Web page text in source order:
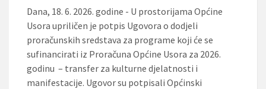
Dana, 18. 6. 2026. godine - U prostorijama Općine
Usora upriličen je potpis Ugovora o dodjeli
proračunskih sredstava za programe koji će se
sufinancirati iz Proračuna Općine Usora za 2026.
godinu – transfer za kulturne djelatnosti i
manifestacije. Ugovor su potpisali Općinski